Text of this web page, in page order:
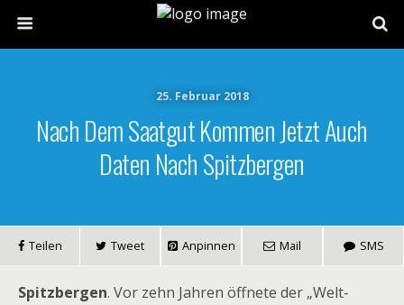
25. Februar 2018
Nach Dem Saatgut Kommen Jetzt Auch
Daten Nach Spitzbergen
Teilen Tweet Anpinnen Mail SMS
Spitzbergen. Vor zehn Jahren öffnete der „Welt-